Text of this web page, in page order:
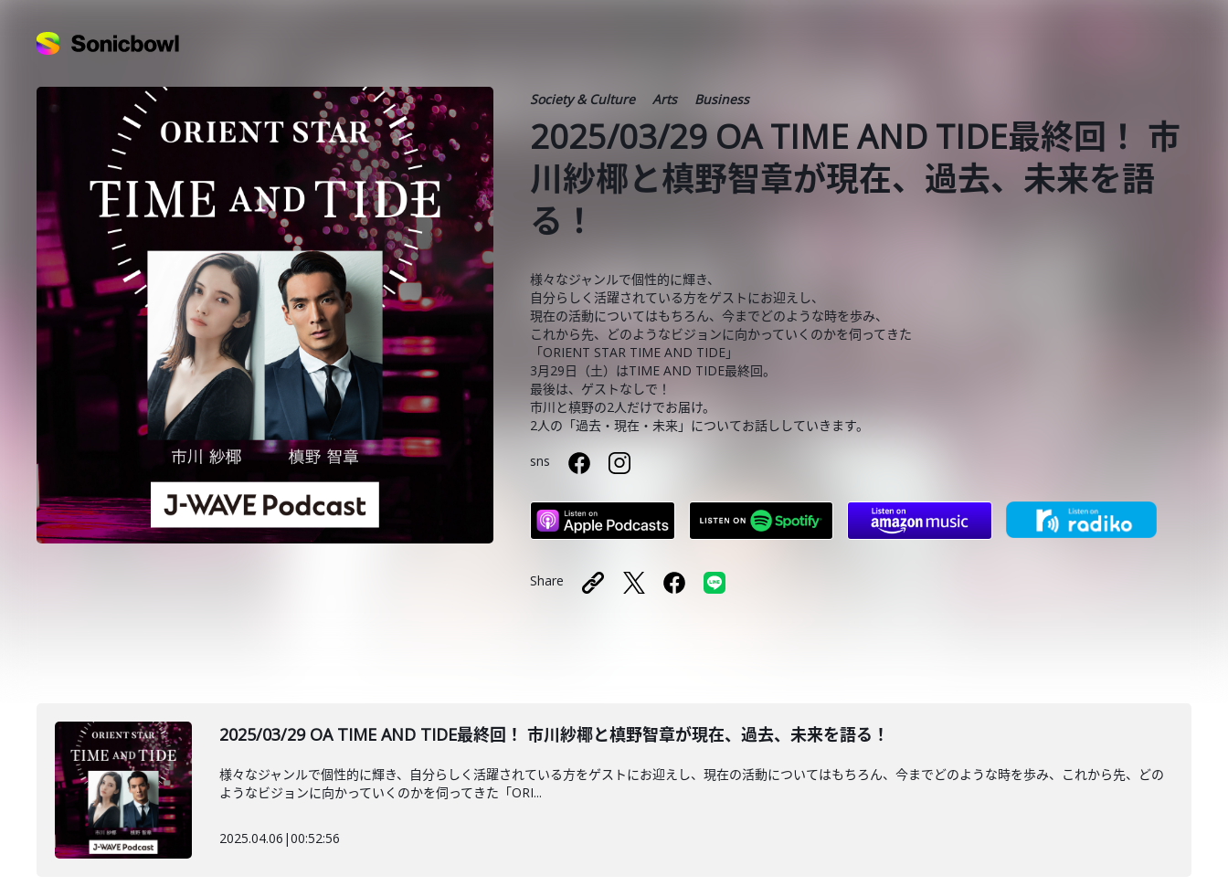
Society & Culture Arts Business
2025/03/29 OA TIME AND TIDE最終回！ 市
川紗椰と槙野智章が現在、過去、未来を語
る！
様々なジャンルで個性的に輝き、
自分らしく活躍されている方をゲストにお迎えし、
現在の活動についてはもちろん、今までどのような時を歩み、
これから先、どのようなビジョンに向かっていくのかを伺ってきた
「ORIENT STAR TIME AND TIDE」
3月29日（土）はTIME AND TIDE最終回。
最後は、ゲストなしで！
市川と槙野の2人だけでお届け。
2人の「過去・現在・未来」についてお話ししていきます。
sns
Share
2025/03/29 OA TIME AND TIDE最終回！ 市川紗椰と槙野智章が現在、過去、未来を語る！
様々なジャンルで個性的に輝き、自分らしく活躍されている方をゲストにお迎えし、現在の活動についてはもちろん、今までどのような時を歩み、これから先、どの
ようなビジョンに向かっていくのかを伺ってきた「ORI...
2025.04.06 |00:52:56